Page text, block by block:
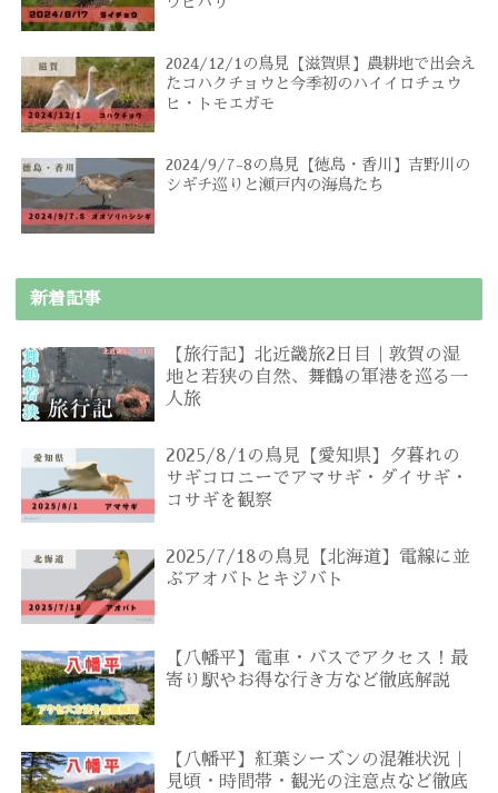
2024/12/1の鳥見【滋賀県】農耕地で出会え
たコハクチョウと今季初のハイイロチュウ
ヒ・トモエガモ
2024/9/7-8の鳥見【徳島・香川】吉野川の
シギチ巡りと瀬戸内の海鳥たち
新着記事
【旅行記】北近畿旅2日目｜敦賀の湿
地と若狭の自然、舞鶴の軍港を巡る一
人旅
2025/8/1の鳥見【愛知県】夕暮れの
サギコロニーでアマサギ・ダイサギ・
コサギを観察
2025/7/18の鳥見【北海道】電線に並
ぶアオバトとキジバト
【八幡平】電車・バスでアクセス！最
寄り駅やお得な行き方など徹底解説
【八幡平】紅葉シーズンの混雑状況｜
見頃・時間帯・観光の注意点など徹底